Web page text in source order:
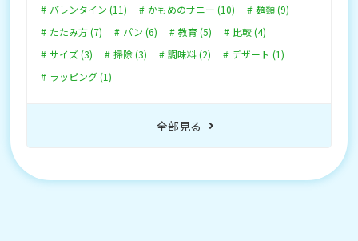
バレンタイン (11)
かもめのサニー (10)
麺類 (9)
たたみ方 (7)
パン (6) 教育 (5)
比較 (4)
サイズ (3)
掃除 (3) 調味料 (2)
デザート (1)
ラッピング (1)
全部見る